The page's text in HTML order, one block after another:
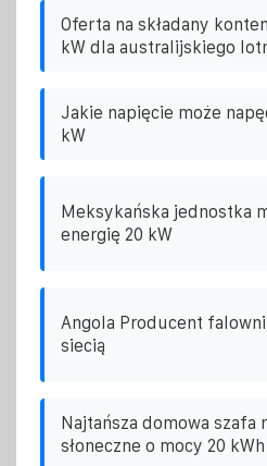
Oferta na składany
kW dla australijskiego
Jakie napięcie może
kW
Meksykańska jednostka
energię 20 kW
Angola Producent
siecią
Najtańsza domowa szafa
słoneczne o mocy 20 kWh